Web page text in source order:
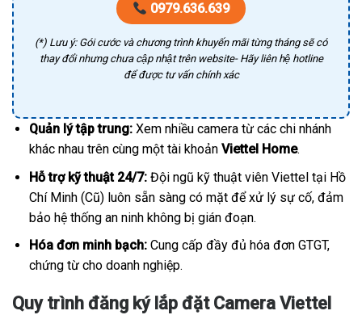
0979.636.639
(*) Lưu ý: Gói cước và chương trình khuyến mãi từng tháng sẽ có
thay đổi nhưng chưa cập nhật trên website- Hãy liên hệ hotline
để được tư vấn chính xác
Quản lý tập trung:Xem nhiều camera từ các chi nhánh
khác nhau trên cùng một tài khoản Viettel Home.
Hỗ trợ kỹ thuật 24/7:Đội ngũ kỹ thuật viên Viettel tại Hồ
Chí Minh (Cũ) luôn sẵn sàng có mặt để xử lý sự cố, đảm
bảo hệ thống an ninh không bị gián đoạn.
Hóa đơn minh bạch:Cung cấp đầy đủ hóa đơn GTGT,
chứng từ cho doanh nghiệp.
Quy trình đăng ký lắp đặt Camera Viettel